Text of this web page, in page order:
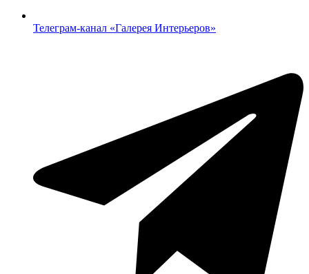
Телеграм-канал «‎Галерея Интерьеров»‎